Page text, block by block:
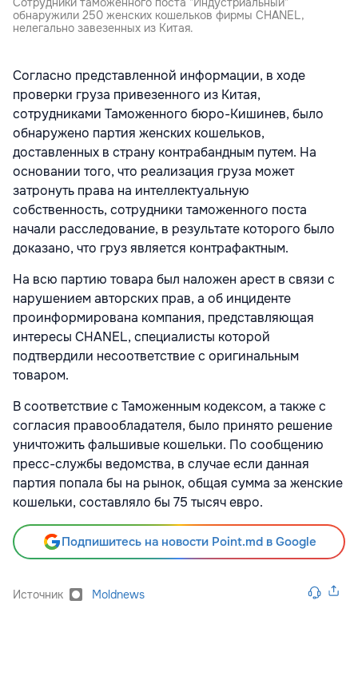
обнаружили 250 женских кошельков фирмы СHANEL,
нелегально завезенных из Китая.
Согласно представленной информации, в ходе
проверки груза привезенного из Китая,
сотрудниками Таможенного бюро-Кишинев, было
обнаружено партия женских кошельков,
доставленных в страну контрабандным путем. На
основании того, что реализация груза может
затронуть права на интеллектуальную
собственность, сотрудники таможенного поста
начали расследование, в результате которого было
доказано, что груз является контрафактным.
На всю партию товара был наложен арест в связи с
нарушением авторских прав, а об инциденте
проинформирована компания, представляющая
интересы CHANEL, специалисты которой
подтвердили несоответствие с оригинальным
товаром.
В соответствие с Таможенным кодексом, а также с
согласия правообладателя, было принято решение
уничтожить фальшивые кошельки. По сообщению
пресс-службы ведомства, в случае если данная
партия попала бы на рынок, общая сумма за женские
кошельки, составляло бы 75 тысяч евро.
Подпишитесь на новости Point.md в Google
Источник Moldnews